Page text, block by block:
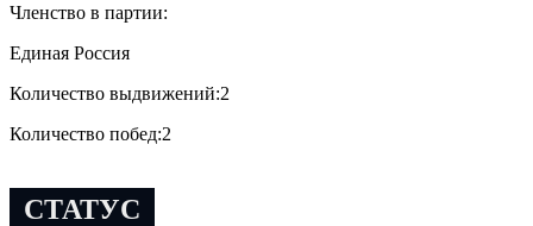
Членство в партии:
Единая Россия
Количество выдвижений:2
Количество побед:2
СТАТУС